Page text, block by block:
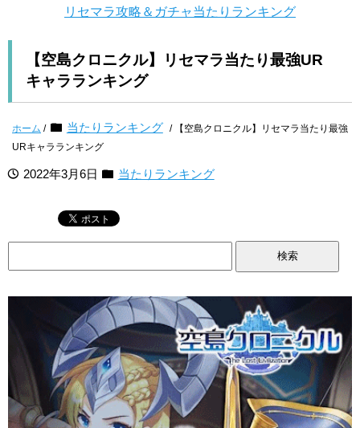
リセマラ攻略＆ガチャ当たりランキング
【空島クロニクル】リセマラ当たり最強UR
キャラランキング
ホーム / 当たりランキング / 【空島クロニクル】リセマラ当たり最強
URキャラランキング
2022年3月6日 当たりランキング